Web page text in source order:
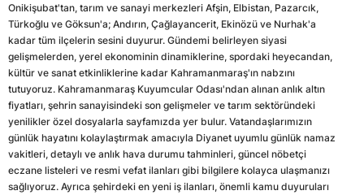
Onikişubat'tan, tarım ve sanayi merkezleri Afşin, Elbistan, Pazarcık,
Türkoğlu ve Göksun'a; Andırın, Çağlayancerit, Ekinözü ve Nurhak'a
kadar tüm ilçelerin sesini duyurur. Gündemi belirleyen siyasi
gelişmelerden, yerel ekonominin dinamiklerine, spordaki heyecandan,
kültür ve sanat etkinliklerine kadar Kahramanmaraş'ın nabzını
tutuyoruz. Kahramanmaraş Kuyumcular Odası'ndan alınan anlık altın
fiyatları, şehrin sanayisindeki son gelişmeler ve tarım sektöründeki
yenilikler özel dosyalarla sayfamızda yer bulur. Vatandaşlarımızın
günlük hayatını kolaylaştırmak amacıyla Diyanet uyumlu günlük namaz
vakitleri, detaylı ve anlık hava durumu tahminleri, güncel nöbetçi
eczane listeleri ve resmi vefat ilanları gibi bilgilere kolayca ulaşmanızı
sağlıyoruz. Ayrıca şehirdeki en yeni iş ilanları, önemli kamu duyuruları